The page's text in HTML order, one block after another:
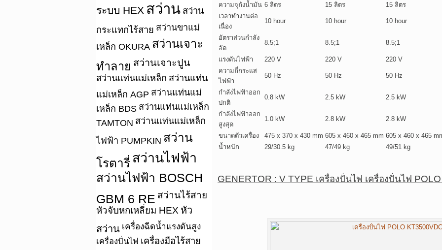
ระบบ HEX สว่าน สว่าน
กระแทกไร้สาย สว่านขาแม่
เหล็ก OKURA สว่านเจาะ
ทำลาย สว่านเจาะปูน
สว่านแท่นแม่เหล็ก สว่านแท่น
แม่เหล็ก AGP สว่านแท่นแม่
เหล็ก BDS สว่านแท่นแม่เหล็ก
TAMTON สว่านแท่นแม่เหล็ก
ไฟฟ้า PUMPKIN สว่าน
โรตารี่ สว่านไฟฟ้า
สว่านไฟฟ้า BOSCH
GBM 6 RE สว่านไร้สาย
หัวจับหกเหลี่ยม HEX หัว
สว่าน เครื่องฉีดน้ำแรงดันสูง
เครื่องปั่นไฟ เครื่องมือไร้สาย
ความจุถังน้ำมัน 6 ลิตร 15 ลิตร
15 ลิตร
เวลาทำงานต่อ
เนื่อง
10 hour 10 hour 10 hour
อัตราส่วนกำลัง
อัด
8.5;1 8.5;1 8.5;1
แรงดันไฟฟ้า 220 V 220 V
220 V
ความถี่กระแส
ไฟฟ้า
50 Hz 50 Hz 50 Hz
กำลังไฟฟ้าออก
ปกติ
0.8 kW 2.5 kW 2.5 kW
กำลังไฟฟ้าออก
สูงสุด
1.0 kW 2.8 kW 2.8 kW
ขนาดตัวเครื่อง 475 x 370 x 430 mm 605 x 460 x 465 mm 605 x 460 x 465
น้ำหนัก
29/30.5 kg 47/49 kg 49/51 kg
GENERTOR : V TYPE เครื่องปั่นไฟ เครื่องปั่นไฟ